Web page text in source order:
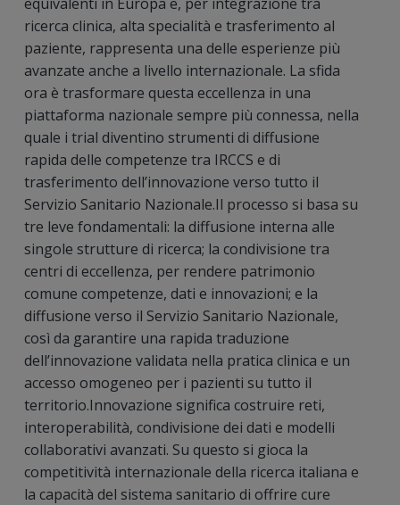
ricerca clinica, alta specialità e trasferimento al
paziente, rappresenta una delle esperienze più
avanzate anche a livello internazionale. La sfida
ora è trasformare questa eccellenza in una
piattaforma nazionale sempre più connessa, nella
quale i trial diventino strumenti di diffusione
rapida delle competenze tra IRCCS e di
trasferimento dell’innovazione verso tutto il
Servizio Sanitario Nazionale.Il processo si basa su
tre leve fondamentali: la diffusione interna alle
singole strutture di ricerca; la condivisione tra
centri di eccellenza, per rendere patrimonio
comune competenze, dati e innovazioni; e la
diffusione verso il Servizio Sanitario Nazionale,
così da garantire una rapida traduzione
dell’innovazione validata nella pratica clinica e un
accesso omogeneo per i pazienti su tutto il
territorio.Innovazione significa costruire reti,
interoperabilità, condivisione dei dati e modelli
collaborativi avanzati. Su questo si gioca la
competitività internazionale della ricerca italiana e
la capacità del sistema sanitario di offrire cure